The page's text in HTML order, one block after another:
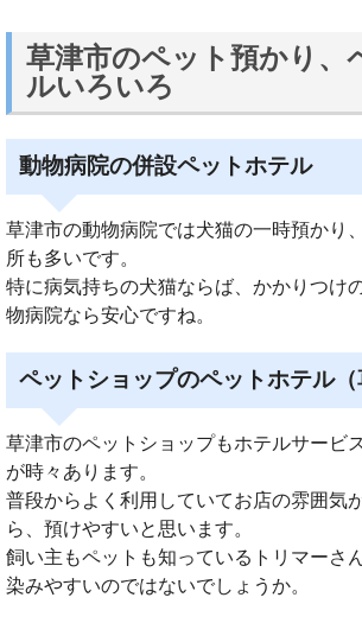
草津市のペット預かり、
ルいろいろ
動物病院の併設ペットホテル
草津市の動物病院では犬猫の一時預かり
所も多いです。
特に病気持ちの犬猫ならば、かかりつけ
物病院なら安心ですね。
ペットショップのペットホテル（
草津市のペットショップもホテルサービ
が時々あります。
普段からよく利用していてお店の雰囲気
ら、預けやすいと思います。
飼い主もペットも知っているトリマーさ
染みやすいのではないでしょうか。